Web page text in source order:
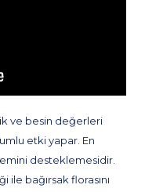
ve besin değerleri
etki yapar. En
desteklemesidir.
ile bağırsak florasını